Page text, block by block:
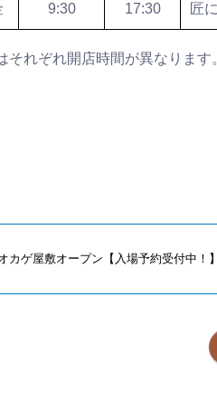
9:30 17:30 匠
れぞれ開店時間が異なります
カゲ屋敷オープン【入場予約受付中！】